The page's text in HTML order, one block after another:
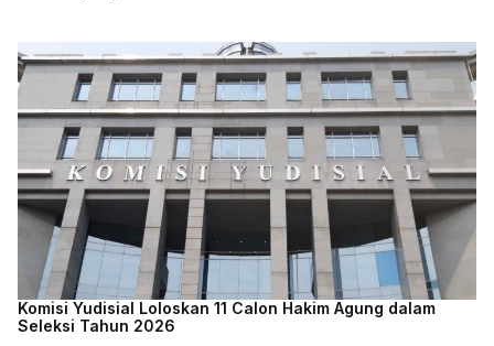
Komisi Yudisial Loloskan 11 Calon Hakim Agung dalam
Seleksi Tahun 2026